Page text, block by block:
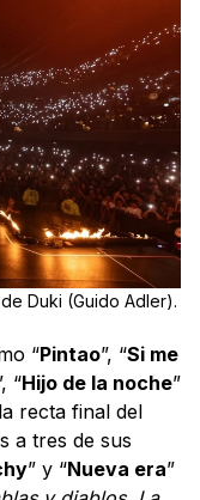
Duki (Guido Adler).
“Pintao”, “Si me
“Hijo de la noche”
recta final del
a tres de sus
” y “Nueva era”